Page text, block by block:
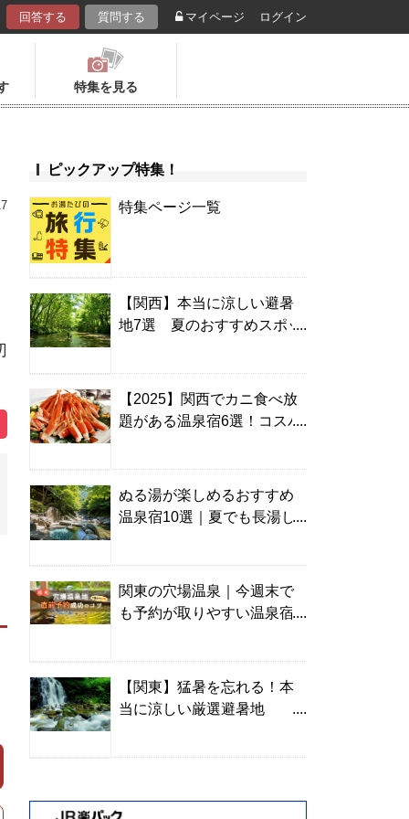
回答する 質問する マイページ ログイン
特集を見る
ピックアップ特集！
特集ページ一覧
【関西】本当に涼しい避暑
地7選 夏のおすすめスポッ
【2025】関西でカニ食べ放
題がある温泉宿6選！コスパ
ぬる湯が楽しめるおすすめ
温泉宿10選｜夏でも長湯し
関東の穴場温泉｜今週末で
も予約が取りやすい温泉宿
【関東】猛暑を忘れる！本
当に涼しい厳選避暑地